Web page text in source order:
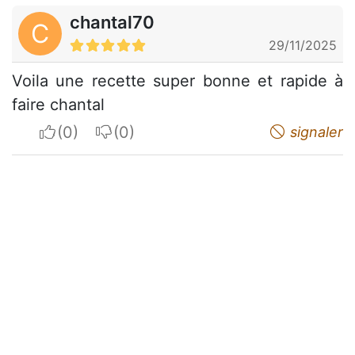
C chantal70
29/11/2025
Voila une recette super bonne et rapide à
faire chantal
I apreciateI do not appreciate signaler